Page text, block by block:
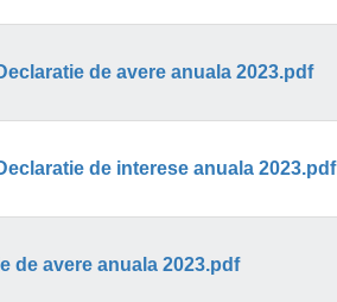
de avere anuala 2023.pdf
de interese anuala 2023.pdf
de avere anuala 2023.pdf